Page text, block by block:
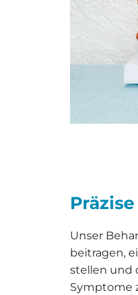
Unser
beitragen,
stellen und
Symptome